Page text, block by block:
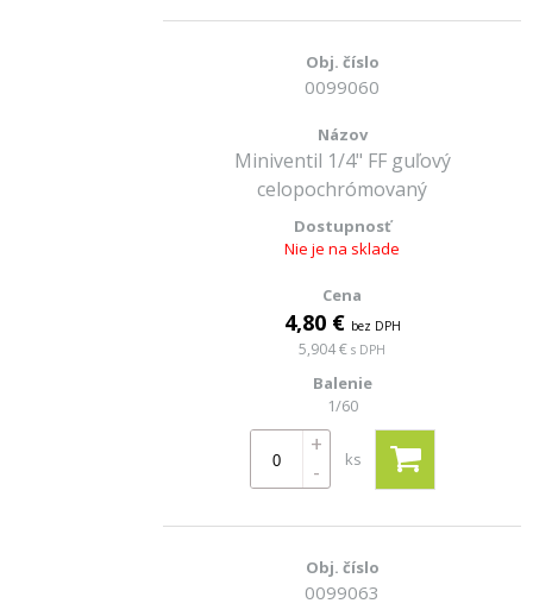
0099060
Miniventil 1/4" FF guľový
celopochrómovaný
Nie je na sklade
4,80 € bez DPH
5,904 € s DPH
1/60
+
-
ks
0099063